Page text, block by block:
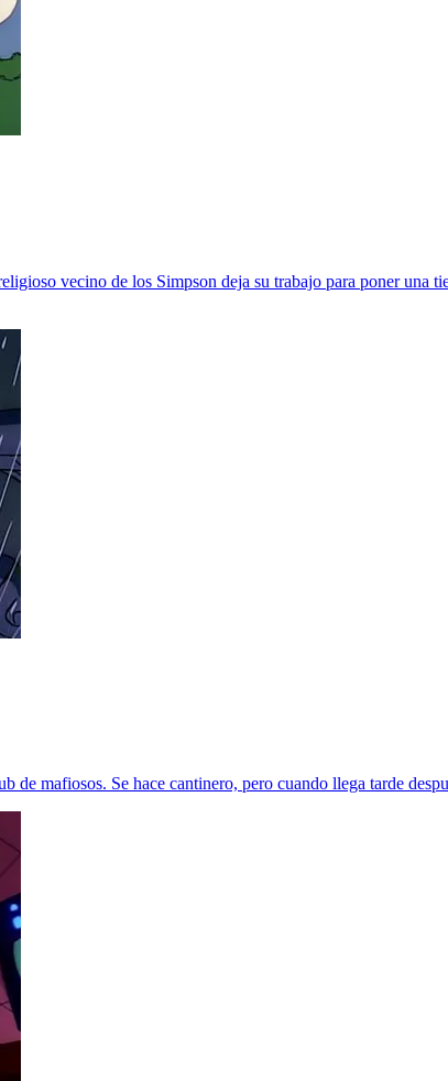
vecino de los Simpson deja su trabajo para poner una
de mafiosos. Se hace cantinero, pero cuando llega tarde